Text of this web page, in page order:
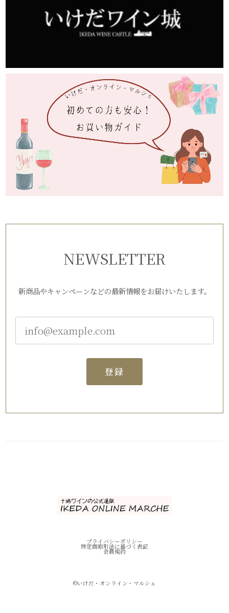
NEWSLETTER
新商品やキャンペーンなどの最新情報をお届けいたします。
登録
プライバシーポリシー
特定商取引法に基づく表記
会員規約
©︎いけだ・オンライン・マルシェ